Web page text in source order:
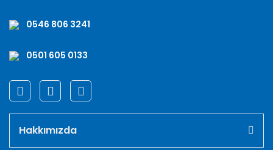
0546 806 3241
0501 605 0133
Hakkımızda